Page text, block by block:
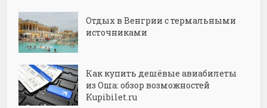
Отдых в Венгрии с термальными
источниками
Как купить дешёвые авиабилеты
из Оша: обзор возможностей
Kupibilet.ru